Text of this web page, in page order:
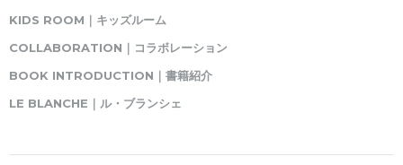
KIDS ROOM｜キッズルーム
COLLABORATION｜コラボレーション
BOOK INTRODUCTION｜書籍紹介
LE BLANCHE｜ル・ブランシェ